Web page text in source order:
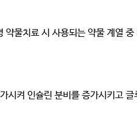
물치료 시 사용되는 약물 계열
시켜 인슐린 분비를 증가시키고